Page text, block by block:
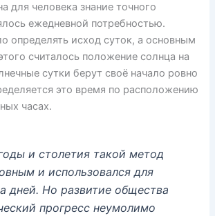
для человека знание точного
ежедневной потребностью.
определять исход суток, а основным
считалось положение солнца на
сутки берут своё начало ровно
это время по расположению
часах.
и столетия такой метод
и использовался для
дней. Но развитие общества
прогресс неумолимо